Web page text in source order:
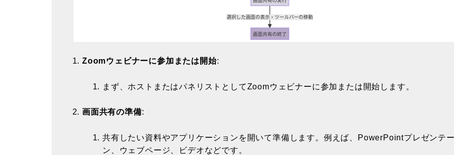
Zoomウェビナーに参加または開始:
まず、ホストまたはパネリストとしてZoomウェビナーに参加または開始します。
画面共有の準備:
共有したい資料やアプリケーションを開いて準備します。例えば、PowerPointプレゼンテ
ン、ウェブページ、ビデオなどです。